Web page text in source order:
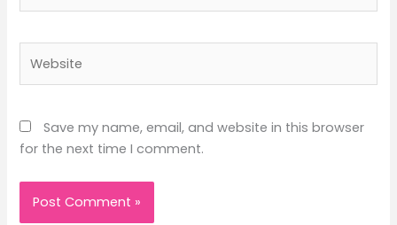
Save my name, email, and website in this browser
for the next time I comment.